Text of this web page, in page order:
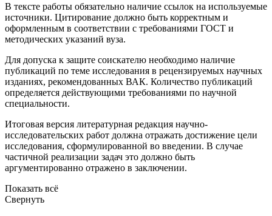
В тексте работы обязательно наличие ссылок на используемые
источники. Цитирование должно быть корректным и
оформленным в соответствии с требованиями ГОСТ и
методических указаний вуза.
Для допуска к защите соискателю необходимо наличие
публикаций по теме исследования в рецензируемых научных
изданиях, рекомендованных ВАК. Количество публикаций
определяется действующими требованиями по научной
специальности.
Итоговая версия литературная редакция научно-
исследовательских работ должна отражать достижение цели
исследования, сформулированной во введении. В случае
частичной реализации задач это должно быть
аргументированно отражено в заключении.
Показать всё
Свернуть